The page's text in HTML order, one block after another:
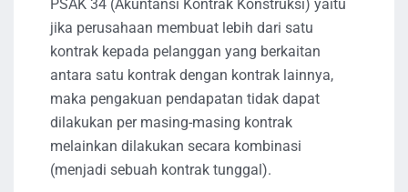
PSAK 34 (Akuntansi Kontrak Konstruksi) yaitu
jika perusahaan membuat lebih dari satu
kontrak kepada pelanggan yang berkaitan
antara satu kontrak dengan kontrak lainnya,
maka pengakuan pendapatan tidak dapat
dilakukan per masing-masing kontrak
melainkan dilakukan secara kombinasi
(menjadi sebuah kontrak tunggal).